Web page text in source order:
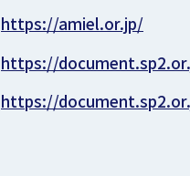
https://amiel.or.jp/
https://
https://